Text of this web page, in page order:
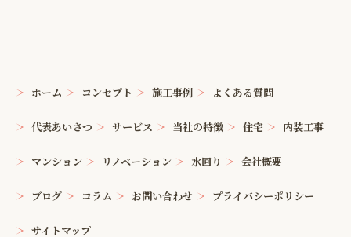
ホーム コンセプト 施工事例 よくある質問
代表あいさつ サービス 当社の特徴 住宅 内装工事
マンション リノベーション 水回り 会社概要
ブログ コラム お問い合わせ プライバシーポリシー
サイトマップ